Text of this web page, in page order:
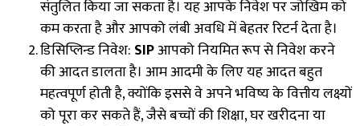
संतुलित किया जा सकता है। यह आपके निवेश पर जोखिम को
कम करता है और आपको लंबी अवधि में बेहतर रिटर्न देता है।
डिसिप्लिन्ड निवेश: SIPआपको नियमित रूप से निवेश करने
की आदत डालता है। आम आदमी के लिए यह आदत बहुत
महत्वपूर्ण होती है,क्योंकि इससे वे अपने भविष्य के वित्तीय लक्ष्यों
को पूरा कर सकते हैं,जैसे बच्चों की शिक्षा,घर खरीदना या